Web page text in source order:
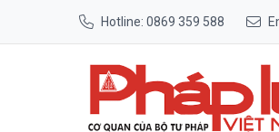
Hotline: 0869 359 588